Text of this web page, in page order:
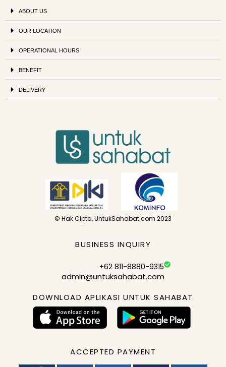
ABOUT US
OUR LOCATION
OPERATIONAL HOURS
BENEFIT
DELIVERY
© Hak Cipta, UntukSahabat.com 2023
BUSINESS INQUIRY
+62 811-8880-9315
admin@untuksahabat.com
DOWNLOAD APLIKASI UNTUK SAHABAT
ACCEPTED PAYMENT